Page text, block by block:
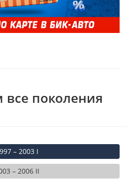
поколения
– 2003 I
– 2006 II